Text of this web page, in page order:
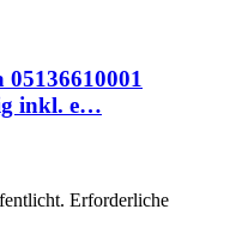
05136610001
inkl. e…
Erforderliche